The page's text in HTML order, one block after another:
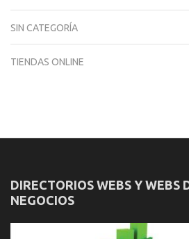
SIN CATEGORÍA
TIENDAS ONLINE
DIRECTORIOS WEBS Y WEBS
NEGOCIOS